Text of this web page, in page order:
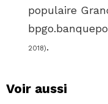
populaire
2018).
Voir aussi